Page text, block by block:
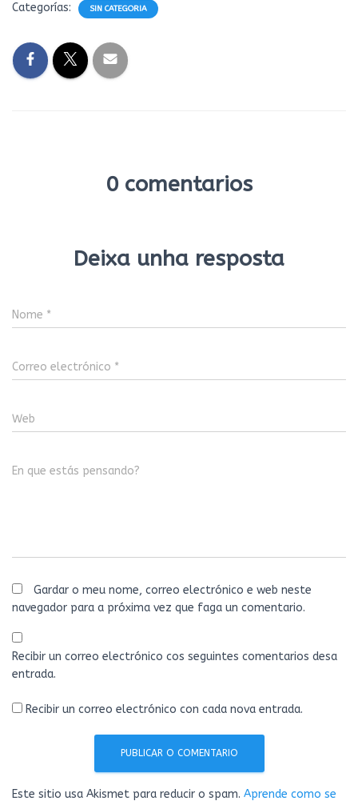
Categorías: SIN CATEGORIA
0 comentarios
Deixa unha resposta
Nome *
Correo electrónico *
Web
En que estás pensando?
Gardar o meu nome, correo electrónico e web neste
navegador para a próxima vez que faga un comentario.
Recibir un correo electrónico cos seguintes comentarios desa
entrada.
Recibir un correo electrónico con cada nova entrada.
Este sitio usa Akismet para reducir o spam. Aprende como se